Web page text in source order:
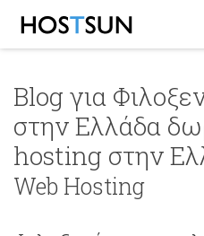
Blog για
στην Ελλάδα
hosting στην
Web Hosting
Log in
Password
Υπενθύμιση κωδικού?